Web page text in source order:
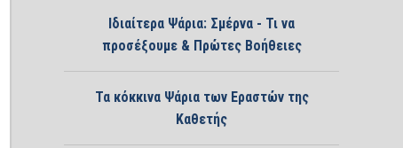
Ιδιαίτερα Ψάρια: Σμέρνα - Τι να
προσέξουμε & Πρώτες Βοήθειες
Τα κόκκινα Ψάρια των Εραστών της
Καθετής